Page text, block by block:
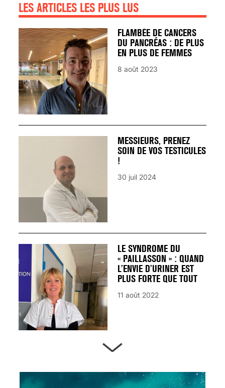
LES ARTICLES LES PLUS LUS
FLAMBÉE DE CANCERS
DU PANCRÉAS : DE PLUS
EN PLUS DE FEMMES
8 août 2023
MESSIEURS, PRENEZ
SOIN DE VOS TESTICULES
!
30 juil 2024
LE SYNDROME DU
« PAILLASSON » : QUAND
L’ENVIE D’URINER EST
PLUS FORTE QUE TOUT
11 août 2022
13 août 2024